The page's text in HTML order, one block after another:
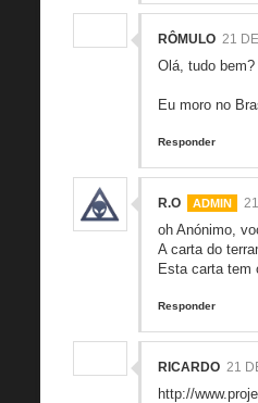
RÔMULO 21
Olá, tudo bem?
Eu moro no
Responder
R.O
oh Anónimo,
A carta do
Esta carta tem
Responder
RICARDO 21
http://